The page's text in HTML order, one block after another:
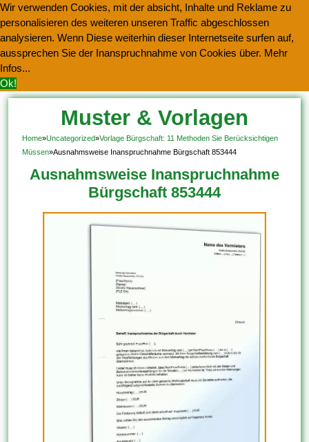
Wir verwenden Cookies, mit der absicht, Inhalte und Reklame zu
personalisieren des weiteren unseren Traffic abgeschlossen
analysieren. Wenn Diese weiterhin dieser Internetseite surfen auf,
aussprechen Sie der Inanspruchnahme von Cookies über. Mehr
Infos...
Ok!
Muster & Vorlagen
Kostenlos Herunterladen
Home»Uncategorized»Vorlage Bürgschaft: 11 Methoden Sie Berücksichtigen
Müssen»Ausnahmsweise Inanspruchnahme Bürgschaft 853444
Ausnahmsweise Inanspruchnahme
Bürgschaft 853444